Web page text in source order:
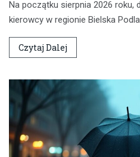
Na początku sierpnia 2026 roku,
kierowcy w regionie Bielska
Czytaj Dalej